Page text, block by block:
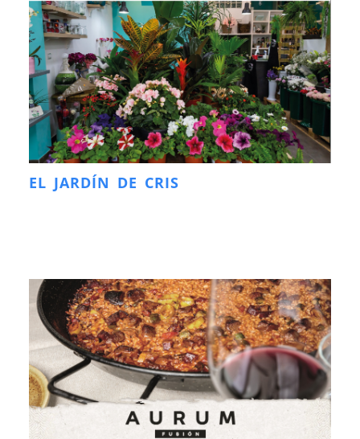
EL JARDÍN DE CRIS